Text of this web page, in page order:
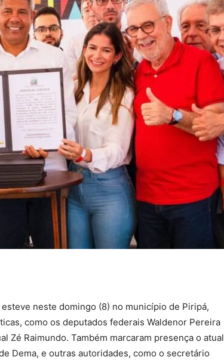
neste domingo (8) no município de Piripá,
como os deputados federais Waldenor Pereira
Zé Raimundo. Também marcaram presença o atual
Dema, e outras autoridades, como o secretário